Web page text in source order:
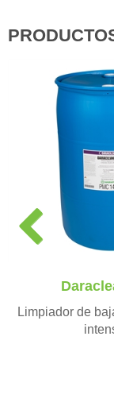
Limpiador de
u